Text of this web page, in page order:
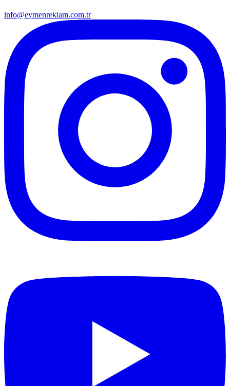
info@eymenreklam.com.tr